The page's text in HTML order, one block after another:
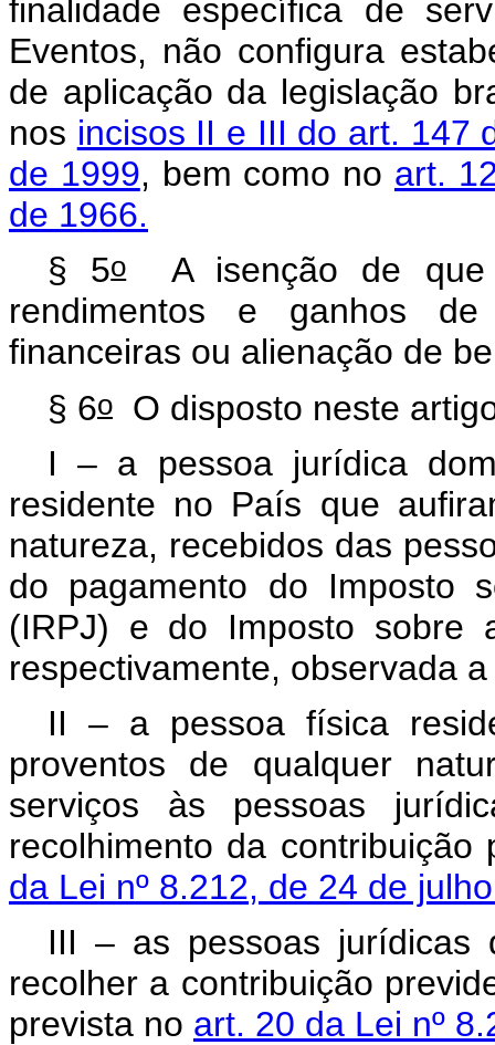
finalidade específica de
Eventos, não configura
de aplicação da legislação
nos incisos II e III do art. 147
de 1999, bem como no art.
de 1966.
§ 5oA isenção de que
rendimentos e ganhos
financeiras ou alienação de
§ 6o O disposto neste
I – a pessoa jurídica
residente no País que
natureza, recebidos das
do pagamento do Imposto
(IRPJ) e do Imposto sobre
respectivamente, observada
II – a pessoa física
proventos de qualquer
serviços às pessoas
recolhimento da
da Lei nº 8.212, de 24 de
III – as pessoas
recolher a contribuição
prevista no art. 20 da Lei nº